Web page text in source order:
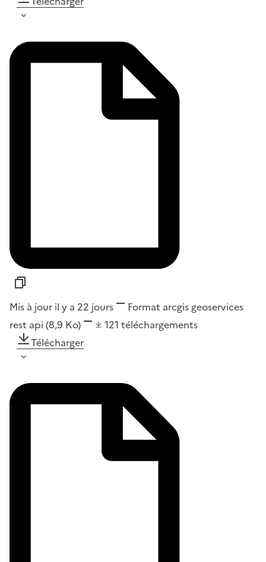
Mis à jour il y a 22 jours Format arcgis geoservices
rest api (8,9 Ko) 121 téléchargements
Télécharger